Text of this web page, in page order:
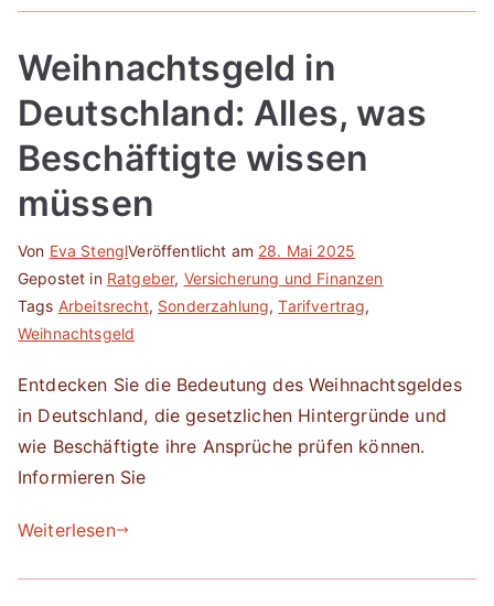
Weihnachtsgeld in
Deutschland: Alles, was
Beschäftigte wissen
müssen
Von Eva StenglVeröffentlicht am 28. Mai 2025
Gepostet in Ratgeber, Versicherung und Finanzen
Tags Arbeitsrecht, Sonderzahlung,Tarifvertrag,
Weihnachtsgeld
Entdecken Sie die Bedeutung des Weihnachtsgeldes
in Deutschland, die gesetzlichen Hintergründe und
wie Beschäftigte ihre Ansprüche prüfen können.
Informieren Sie
Weiterlesen